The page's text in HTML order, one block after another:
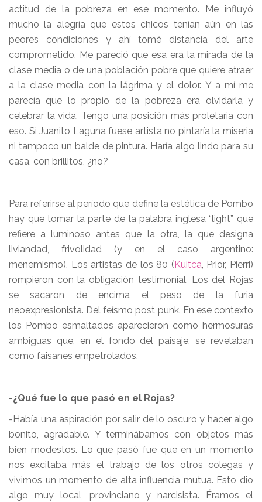
actitud de la pobreza en ese momento. Me influyó
mucho la alegría que estos chicos tenían aún en las
peores condiciones y ahí tomé distancia del arte
comprometido. Me pareció que esa era la mirada de la
clase media o de una población pobre que quiere atraer
a la clase media con la lágrima y el dolor. Y a mí me
parecía que lo propio de la pobreza era olvidarla y
celebrar la vida. Tengo una posición más proletaria con
eso. Si Juanito Laguna fuese artista no pintaría la miseria
ni tampoco un balde de pintura. Haría algo lindo para su
casa, con brillitos, ¿no?
Para referirse al período que define la estética de Pombo
hay que tomar la parte de la palabra inglesa “light” que
refiere a luminoso antes que la otra, la que designa
liviandad, frivolidad (y en el caso argentino:
menemismo). Los artistas de los 80 (Kuitca, Prior, Pierri)
rompieron con la obligación testimonial. Los del Rojas
se sacaron de encima el peso de la furia
neoexpresionista. Del feísmo post punk. En ese contexto
los Pombo esmaltados aparecieron como hermosuras
ambiguas que, en el fondo del paisaje, se revelaban
como faisanes empetrolados.
-¿Qué fue lo que pasó en el Rojas?
-Había una aspiración por salir de lo oscuro y hacer algo
bonito, agradable. Y terminábamos con objetos más
bien modestos. Lo que pasó fue que en un momento
nos excitaba más el trabajo de los otros colegas y
vivimos un momento de alta influencia mutua. Esto dio
algo muy local, provinciano y narcisista. Éramos el